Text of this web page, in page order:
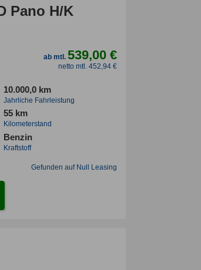
Pano H/K
ab mtl.539,00 €
netto mtl. 452,94 €
10.000,0 km
Jahrliche Fahrleistung
55 km
Kilometerstand
Benzin
Kraftstoff
Gefunden auf Null Leasing